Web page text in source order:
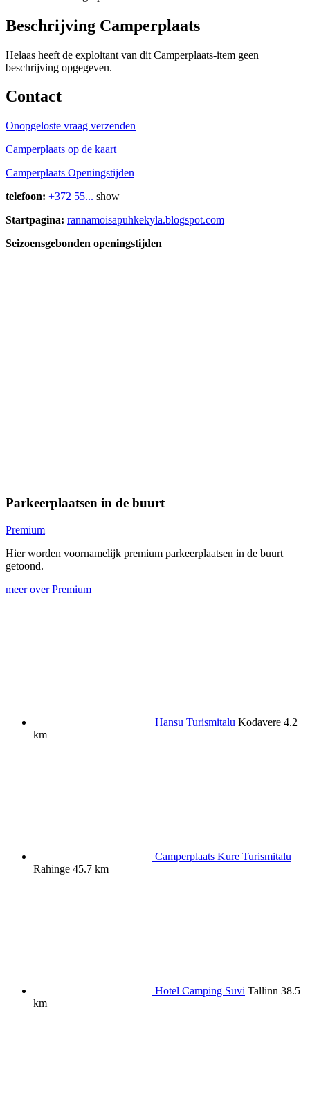
Beschrijving Camperplaats
Helaas heeft de exploitant van dit Camperplaats-item geen
beschrijving opgegeven.
Contact
Onopgeloste vraag verzenden
Camperplaats op de kaart
Camperplaats Openingstijden
telefoon: +372 55... show
Startpagina: rannamoisapuhkekyla.blogspot.com
Seizoensgebonden openingstijden
Parkeerplaatsen in de buurt
Premium
Hier worden voornamelijk premium parkeerplaatsen in de buurt
getoond.
meer over Premium
Hansu Turismitalu Kodavere 4.2
km
Camperplaats Kure Turismitalu
Rahinge 45.7 km
Hotel Camping Suvi Tallinn 38.5
km